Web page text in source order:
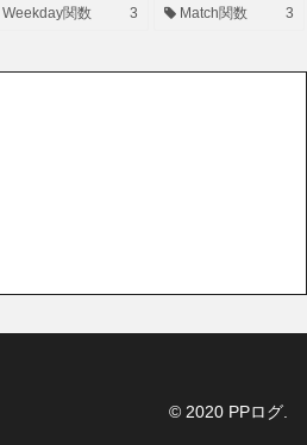
Weekday関数 3 Match関数 3
© 2020 PPログ.